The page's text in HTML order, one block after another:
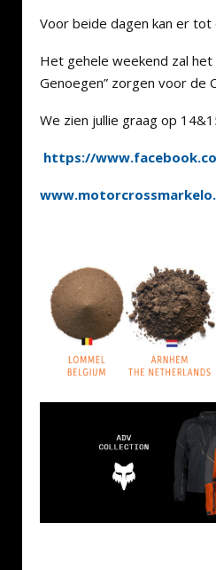
Voor beide dagen kan er
Het gehele weekend zal
Genoegen” zorgen voor de
We zien jullie graag op
https://